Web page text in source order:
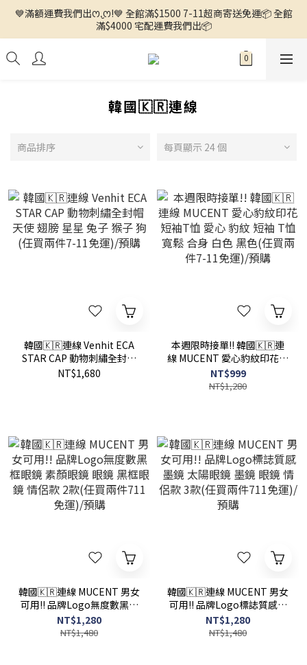
🌼徵求客人中🌼 ◕ᴗ<.ᐟ 更多新品歡迎追蹤官方INSTAGRAM🔗
💙滿額運費我們出ꯁ.̮ꯁ!💙 全館滿$1500 7-11超商寄送免運📦 全館
滿$4000 宅配運費我們出📦
🌼徵求客人中🌼 ◕ᴗ<.ᐟ 更多新品歡迎追蹤官方INSTAGRAM🔗
韓國🇰🇷連線
商品排序 每頁顯示 24 個
韓國🇰🇷連線 Venhit ECA
STAR CAP 動物刺繡全封帽
天使 翅膀 星星 兔子 猴子 狗
NT$1,680
本週限時接單!! 韓國🇰🇷連
線 MUCENT 愛心豹紋印花短
袖T恤 愛心 豹紋 短袖 T恤 寬
鬆 合身 白色 黑色(任買兩件
NT$999
NT$1,280
韓國🇰🇷連線 MUCENT 男女
可用!! 品牌Logo無度數黑框
眼鏡 素顏眼鏡 眼鏡 黑框眼鏡
情侶款 2款(任買兩件711免
NT$1,280
NT$1,480
韓國🇰🇷連線 MUCENT 男女
可用!! 品牌Logo標誌質感墨
鏡 太陽眼鏡 墨鏡 眼鏡 情侶
款 3款(任買兩件711免運)/預
NT$1,280
NT$1,480